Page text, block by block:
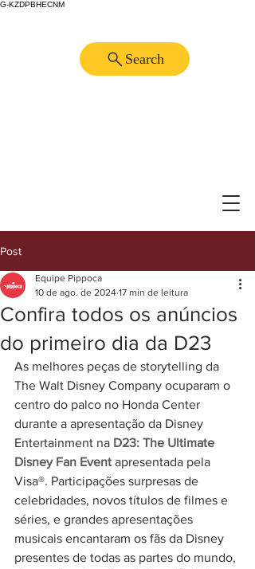
G-KZDPBHECNM
Search
Post
Confira todos os anúncios
do primeiro dia da D23
Equipe Pippoca
10 de ago. de 2024 17 min de leitura
As melhores peças de storytelling da
The Walt Disney Company ocuparam o
centro do palco no Honda Center
durante a apresentação da Disney
Entertainment na D23: The Ultimate
Disney Fan Event apresentada pela
Visa®. Participações surpresas de
celebridades, novos títulos de filmes e
séries, e grandes apresentações
musicais encantaram os fãs da Disney
presentes de todas as partes do mundo,